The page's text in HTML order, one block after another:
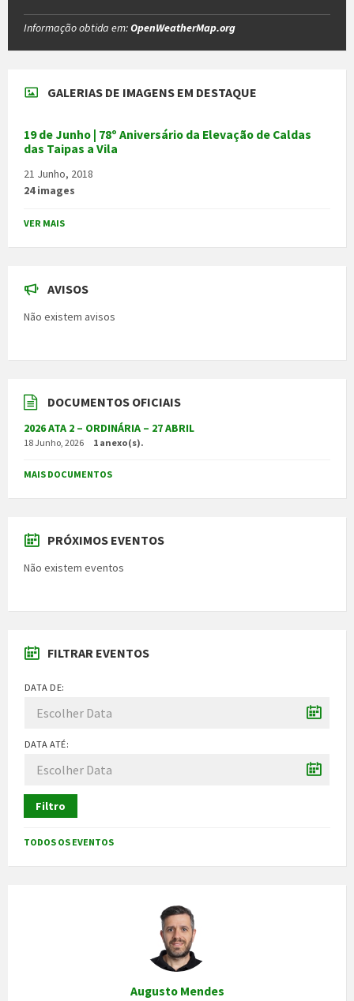
Informação obtida em:OpenWeatherMap.org
GALERIAS DE IMAGENS EM DESTAQUE
19 de Junho | 78º Aniversário da Elevação de Caldas
das Taipas a Vila
21 Junho, 2018
24 images
VER MAIS
AVISOS
Não existem avisos
DOCUMENTOS OFICIAIS
2026 ATA 2 – ORDINÁRIA – 27 ABRIL
18 Junho, 2026 1 anexo(s).
MAIS DOCUMENTOS
PRÓXIMOS EVENTOS
Não existem eventos
FILTRAR EVENTOS
DATA DE:
DATA ATÉ:
Filtro
TODOS OS EVENTOS
Augusto Mendes